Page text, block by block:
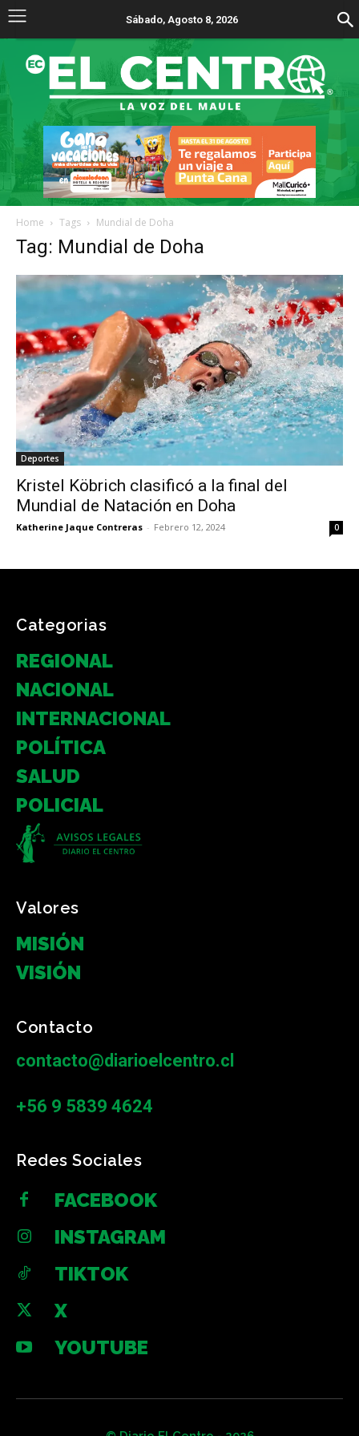
Sábado, Agosto 8, 2026
Home Tags Mundial de Doha
Tag: Mundial de Doha
Deportes
Kristel Köbrich clasificó a la final del
Mundial de Natación en Doha
Katherine Jaque Contreras - Febrero 12, 2024 0
Categorias
REGIONAL
NACIONAL
INTERNACIONAL
POLÍTICA
SALUD
POLICIAL
Valores
MISIÓN
VISIÓN
Contacto
contacto@diarioelcentro.cl
+56 9 5839 4624
Redes Sociales
FACEBOOK
INSTAGRAM
TIKTOK
X
YOUTUBE